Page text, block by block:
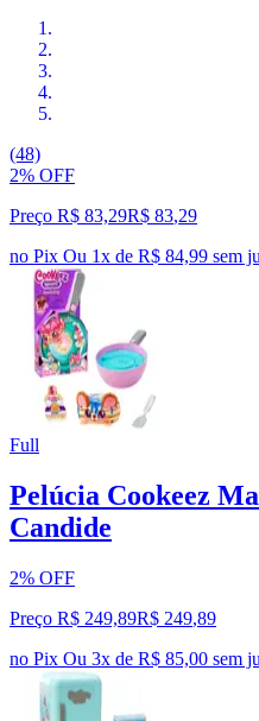
(48)
2% OFF
Preço R$ 83,29R$ 83,29
no Pix Ou 1x de R$ 84,99 sem
Full
Pelúcia Cookeez
Candide
2% OFF
Preço R$ 249,89R$ 249,89
no Pix Ou 3x de R$ 85,00 sem